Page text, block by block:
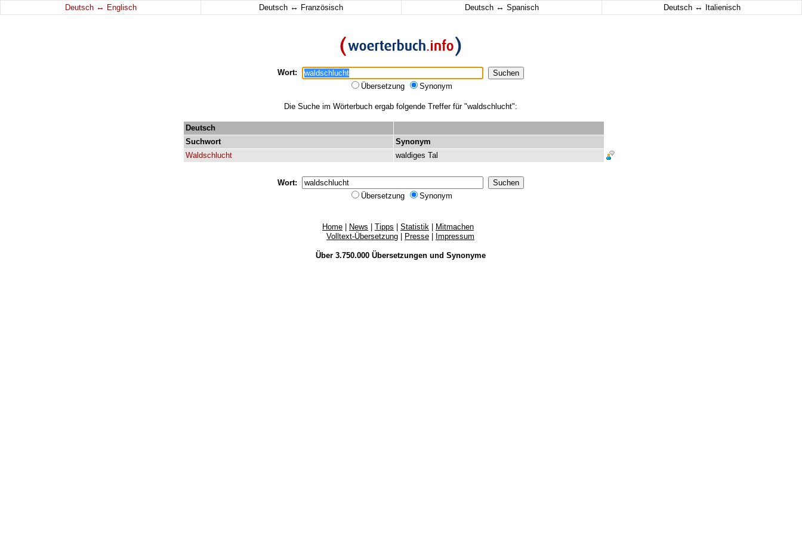
Deutsch ↔ Englisch Deutsch ↔ Französisch Deutsch ↔ Spanisch Deutsch ↔ Italienisch
Wort:
Übersetzung
Synonym
Die Suche im Wörterbuch ergab folgende Treffer für "waldschlucht":
Deutsch
Suchwort
Synonym
Waldschlucht
waldiges Tal
Wort:
Übersetzung
Synonym
Home News Tipps Statistik
Mitmachen
Volltext-Übersetzung
Presse Impressum
Über 3.750.000 Übersetzungenund Synonyme